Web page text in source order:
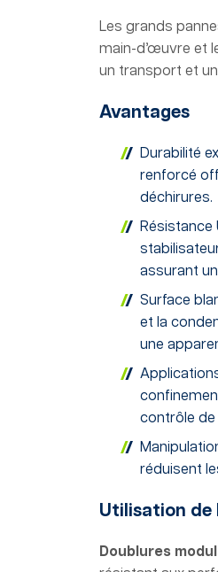
Les grands
main-d’œuvre et
un transport et
Avantages
Durabilité
renforcé
déchirures.
Résistance
assurant
Surface
et la
une
contrôle de
réduisent
Utilisation de
Doublures